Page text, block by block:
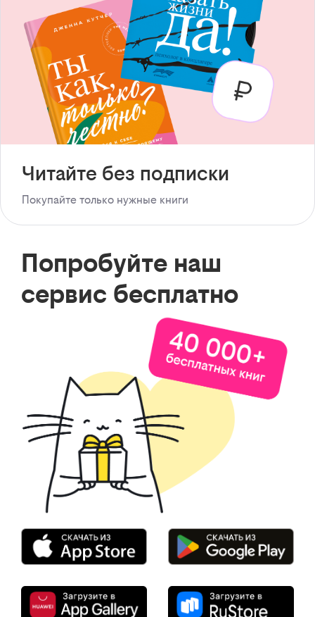
Читайте без подписки
Покупайте только нужные книги
Попробуйте наш
сервис бесплатно